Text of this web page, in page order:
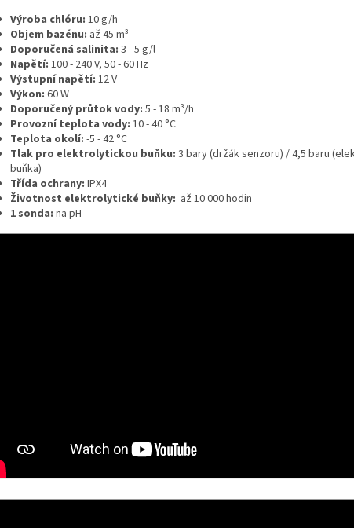
Výroba chlóru: 10 g/h
Objem bazénu: až 45 m³
Doporučená salinita: 3 - 5 g/l
Napětí: 100 - 240 V, 50 - 60 Hz
Výstupní napětí: 12 V
Výkon: 60 W
Doporučený průtok vody: 5 - 18 m³/h
Provozní teplota vody: 10 - 40 °C
Teplota okolí: -5 - 42 °C
Tlak pro elektrolytickou buňku: 3 bary (držák senzoru) / 4,5 baru
buňka)
Třída ochrany: IPX4
Životnost elektrolytické buňky: až 10 000 hodin
1 sonda: na pH